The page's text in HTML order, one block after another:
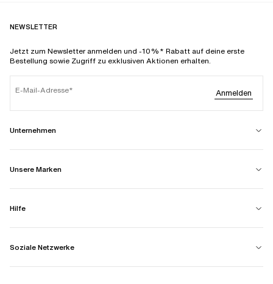
NEWSLETTER
Jetzt zum Newsletter anmelden und -10%* Rabatt auf deine erste
Bestellung sowie Zugriff zu exklusiven Aktionen erhalten.
E-Mail-Adresse Anmelden
Unternehmen
Unsere Marken
Hilfe
Soziale Netzwerke